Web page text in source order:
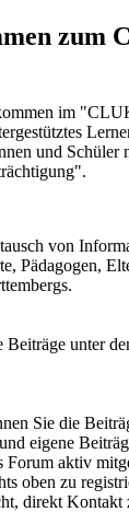
zum
im
und Schüler
von
Pädagogen,
Beiträge unter
Sie die
eigene
Forum aktiv
oben zu
direkt Kontakt